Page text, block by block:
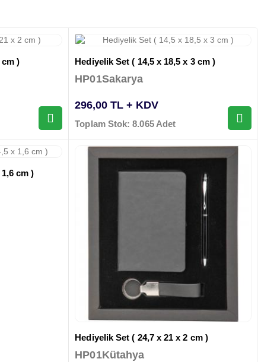
cm ) Hediyelik Set ( 14,5 x 18,5 x 3 cm )
HP01Sakarya
296,00 TL + KDV
Toplam Stok: 8.065 Adet
cm )
Hediyelik Set ( 24,7 x 21 x 2 cm )
HP01Kütahya